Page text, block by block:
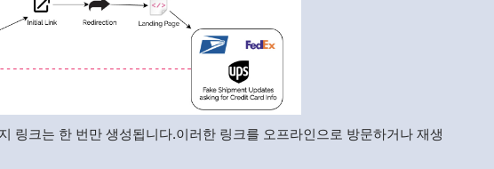
링크는 한 번만 생성됩니다.이러한 링크를 오프라인으로 방문하거나 재생